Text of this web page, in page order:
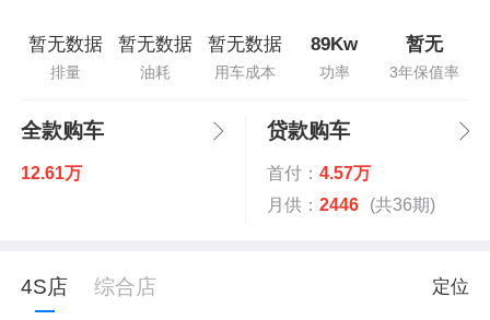
暂无数据
排量
暂无数据
油耗
暂无数据
用车成本
89Kw
功率
暂无
3年保值率
全款购车
12.61万
贷款购车
首付： 4.57万
月供： 2446 (共36期)
4S店 综合店 定位